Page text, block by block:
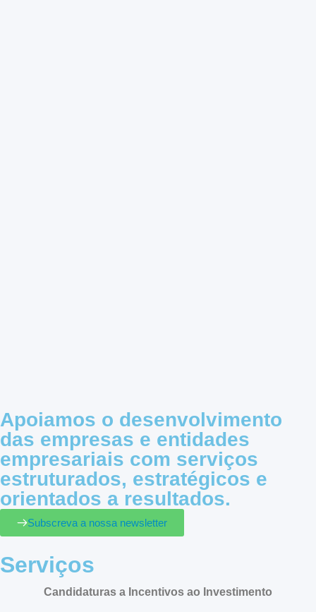
Apoiamos o desenvolvimento
das empresas e entidades
empresariais com serviços
estruturados, estratégicos e
orientados a resultados.
Subscreva a nossa newsletter
Serviços
Candidaturas a Incentivos ao Investimento